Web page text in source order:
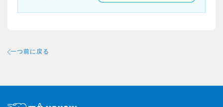
一つ前に戻る